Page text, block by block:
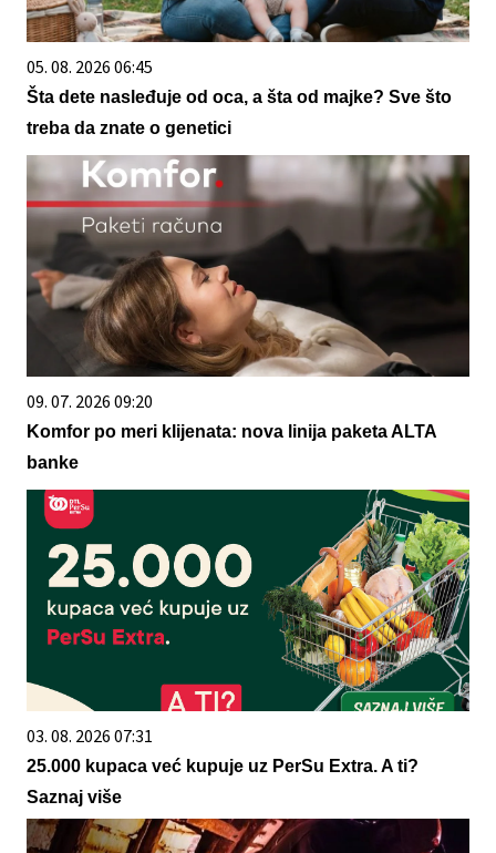
05. 08. 2026 06:45
Šta dete nasleđuje od oca, a šta od majke? Sve što
treba da znate o genetici
09. 07. 2026 09:20
Komfor po meri klijenata: nova linija paketa ALTA
banke
03. 08. 2026 07:31
25.000 kupaca već kupuje uz PerSu Extra. A ti?
Saznaj više